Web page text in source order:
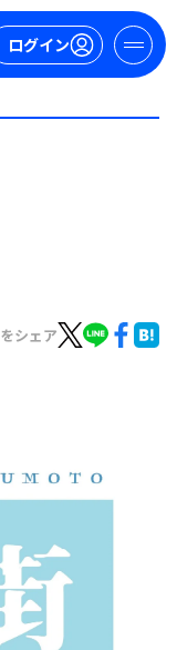
ログイン
シェア